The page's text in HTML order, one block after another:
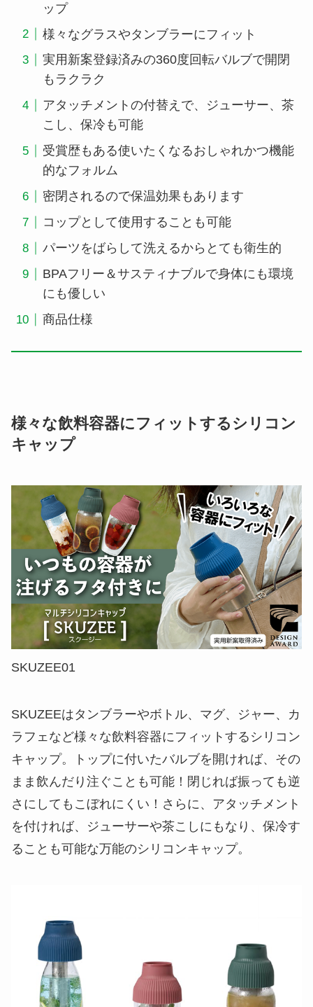
ップ
様々なグラスやタンブラーにフィット
実用新案登録済みの360度回転バルブで開閉
もラクラク
アタッチメントの付替えで、ジューサー、茶
こし、保冷も可能
受賞歴もある使いたくなるおしゃれかつ機能
的なフォルム
密閉されるので保温効果もあります
コップとして使用することも可能
パーツをばらして洗えるからとても衛生的
BPAフリー＆サスティナブルで身体にも環境
にも優しい
商品仕様
様々な飲料容器にフィットするシリコン
キャップ
SKUZEE01
SKUZEEはタンブラーやボトル、マグ、ジャー、カ
ラフェなど様々な飲料容器にフィットするシリコン
キャップ。トップに付いたバルブを開ければ、その
まま飲んだり注ぐことも可能！閉じれば振っても逆
さにしてもこぼれにくい！さらに、アタッチメント
を付ければ、ジューサーや茶こしにもなり、保冷す
ることも可能な万能のシリコンキャップ。